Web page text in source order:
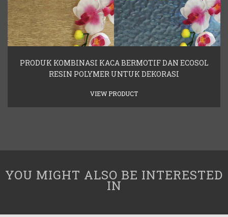
PRODUK KOMBINASI KACA BERMOTIF DAN ECOSOL
RESIN POLYMER UNTUK DEKORASI
VIEW PRODUCT
YOU MIGHT ALSO BE INTERESTED
IN